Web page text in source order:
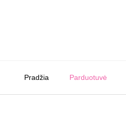
Pradžia Parduotuvė